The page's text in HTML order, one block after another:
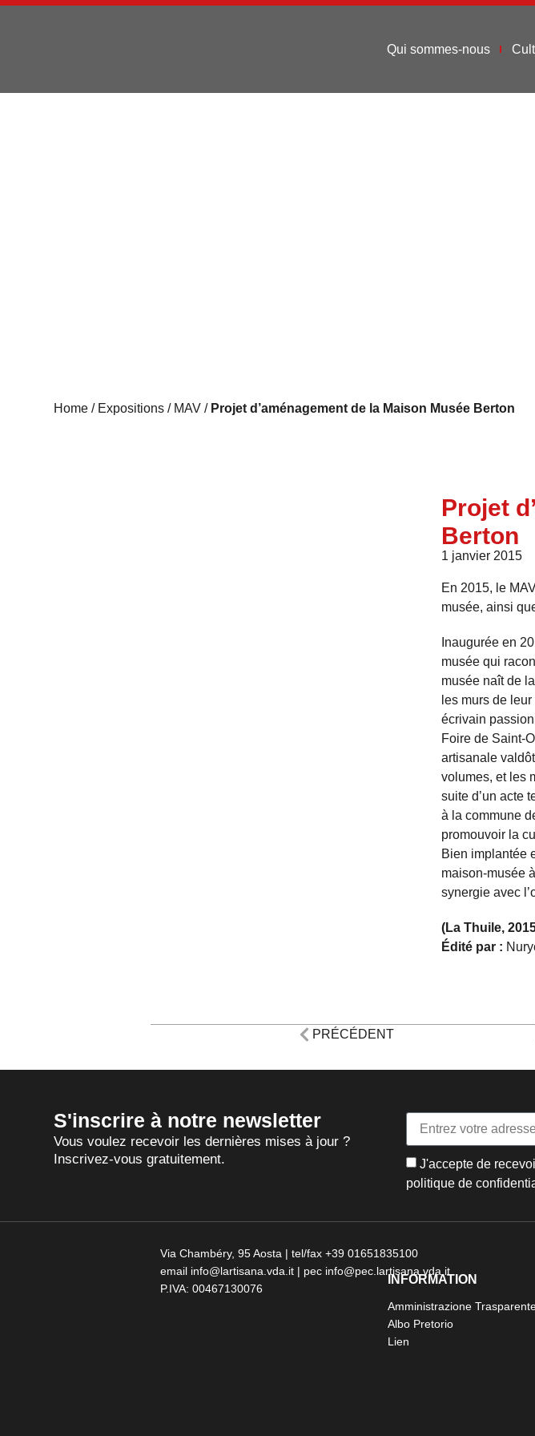
Qui sommes-nous
Home / Expositions / MAV / Projet d’aménagement de la Maison Musée Berton
Projet
Berton
1 janvier 2015
En 2015, le
musée, ainsi
Inaugurée en
musée qui
musée naît de
les murs de
écrivain
Foire de Saint-
artisanale
volumes, et les
suite d’un acte
à la commune
promouvoir la
Bien implantée
maison-musée
synergie avec
(La Thuile,
Édité par :
PRÉCÉDENT
S'inscrire à notre newsletter
Vous voulez recevoir les dernières mises à jour ?
Inscrivez-vous gratuitement.
J'accepte de
politique de
Via Chambéry, 95 Aosta | tel/fax +39 01651835100
email info@lartisana.vda.it | pec info@pec.lartisana.vda.it
P.IVA: 00467130076
INFORMATION
Amministrazione
Albo Pretorio
Lien